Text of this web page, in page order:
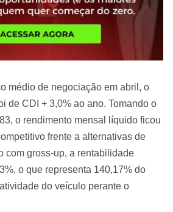
médio de negociação em abril, o
de CDI + 3,0% ao ano. Tomando o
o rendimento mensal líquido ficou
frente a alternativas de
com gross-up, a rentabilidade
o que representa 140,17% do
do veículo perante o